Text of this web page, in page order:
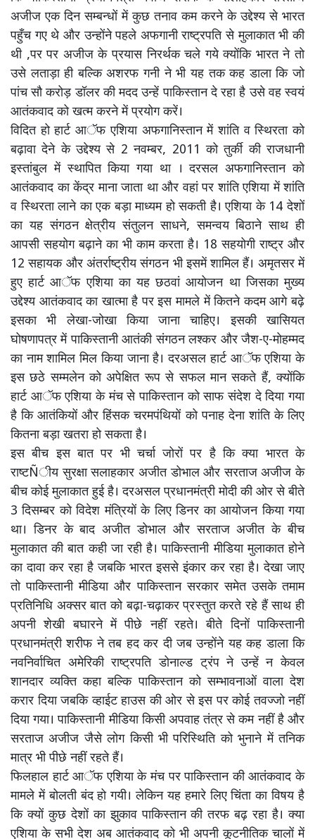
अजीज एक दिन सम्बन्धों में कुछ तनाव कम करने के उद्देश्य से भारत
पहुँच गए थे और उन्होंने पहले अफगानी राष्ट्रपति से मुलाकात भी की
थी ,पर पर अजीज के प्रयास निरर्थक चले गये क्योंकि भारत ने तो
उसे लताड़ा ही बल्कि अशरफ गनी ने भी यह तक कह डाला कि जो
पांच सौ करोड़ डॉलर की मदद उन्हें पाकिस्तान दे रहा है उसे वह स्वयं
आतंकवाद को खत्म करने में प्रयोग करें।
विदित हो हार्ट आॅफ एशिया अफगानिस्तान में शांति व स्थिरता को
बढ़ावा देने के उद्देश्य से 2 नवम्बर, 2011 को तुर्की की राजधानी
इस्तांबुल में स्थापित किया गया था । दरसल अफगानिस्तान को
आतंकवाद का केंद्र माना जाता था और वहां पर शांति एशिया में शांति
व स्थिरता लाने का एक बड़ा माध्यम हो सकती है। एशिया के 14 देशों
का यह संगठन क्षेत्रीय संतुलन साधने, समन्वय बिठाने साथ ही
आपसी सहयोग बढ़ाने का भी काम करता है। 18 सहयोगी राष्ट्र और
12 सहायक और अंतर्राष्ट्रीय संगठन भी इसमें शामिल हैं। अमृतसर में
हुए हार्ट आॅफ एशिया का यह छठवां आयोजन था जिसका मुख्य
उद्देश्य आतंकवाद का खात्मा है पर इस मामले में कितने कदम आगे बढ़े
इसका भी लेखा-जोखा किया जाना चाहिए। इसकी खासियत
घोषणापत्र में पाकिस्तानी आतंकी संगठन लश्कर और जैश-ए-मोहम्मद
का नाम शामिल मिल किया जाना है। दरअसल हार्ट आॅफ एशिया के
इस छठे सम्मलेन को अपेक्षित रूप से सफल मान सकते हैं, क्योंकि
हार्ट आॅफ एशिया के मंच से पाकिस्तान को साफ संदेश दे दिया गया
है कि आतंकियों और हिंसक चरमपंथियों को पनाह देना शांति के लिए
कितना बड़ा खतरा हो सकता है।
इस बीच इस बात पर भी चर्चा जोरों पर है कि क्या भारत के
राष्टÑीय सुरक्षा सलाहकार अजीत डोभाल और सरताज अजीज के
बीच कोई मुलाकात हुई है। दरअसल प्रधानमंत्री मोदी की ओर से बीते
3 दिसम्बर को विदेश मंत्रियों के लिए डिनर का आयोजन किया गया
था। डिनर के बाद अजीत डोभाल और सरताज अजीत के बीच
मुलाकात की बात कही जा रही है। पाकिस्तानी मीडिया मुलाकात होने
का दावा कर रहा है जबकि भारत इससे इंकार कर रहा है। देखा जाए
तो पाकिस्तानी मीडिया और पाकिस्तान सरकार समेत उसके तमाम
प्रतिनिधि अक्सर बात को बढ़ा-चढ़ाकर प्रस्तुत करते रहे हैं साथ ही
अपनी शेखी बघारने में पीछे नहीं रहते। बीते दिनों पाकिस्तानी
प्रधानमंत्री शरीफ ने तब हद कर दी जब उन्होंने यह कह डाला कि
नवनिर्वाचित अमेरिकी राष्ट्रपति डोनाल्ड ट्रंप ने उन्हें न केवल
शानदार व्यक्ति कहा बल्कि पाकिस्तान को सम्भावनाओं वाला देश
करार दिया जबकि व्हाईट हाउस की ओर से इस पर कोई तवज्जो नहीं
दिया गया। पाकिस्तानी मीडिया किसी अपवाह तंत्र से कम नहीं है और
सरताज अजीज जैसे लोग किसी भी परिस्थिति को भुनाने में तनिक
मात्र भी पीछे नहीं रहते हैं।
फिलहाल हार्ट आॅफ एशिया के मंच पर पाकिस्तान की आतंकवाद के
मामले में बोलती बंद हो गयी। लेकिन यह हमारे लिए चिंता का विषय है
कि क्यों कुछ देशों का झुकाव पाकिस्तान की तरफ बढ़ रहा है। क्या
एशिया के सभी देश अब आतंकवाद को भी अपनी कूटनीतिक चालों में